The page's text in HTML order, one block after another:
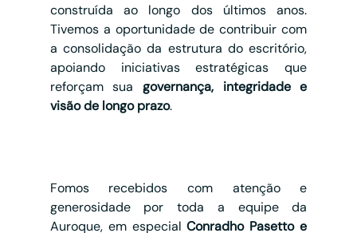
construída ao longo dos últimos anos.
Tivemos a oportunidade de contribuir com
a consolidação da estrutura do escritório,
apoiando iniciativas estratégicas que
reforçam sua governança, integridade e
visão de longo prazo.
Fomos recebidos com atenção e
generosidade por toda a equipe da
Auroque, em especial Conradho Pasetto e